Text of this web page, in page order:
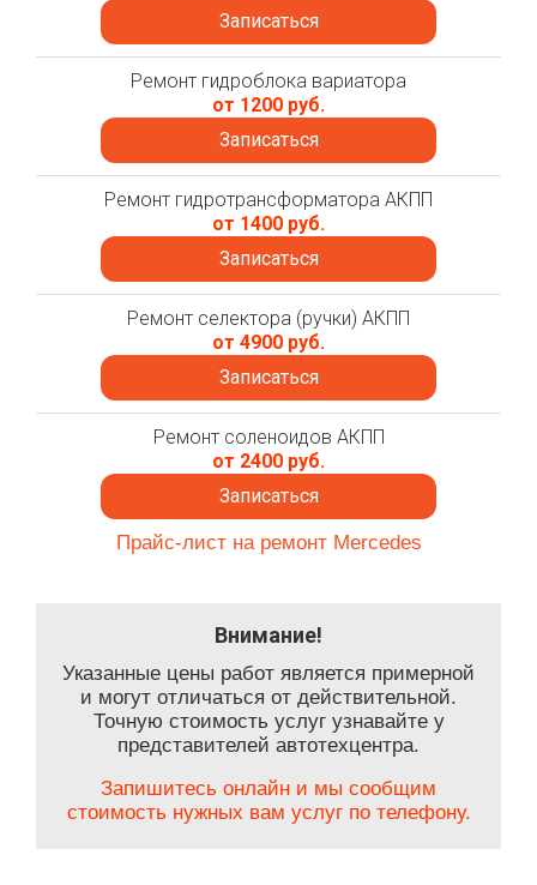
Записаться
Ремонт гидроблока вариатора
от 1200 руб.
Записаться
Ремонт гидротрансформатора АКПП
от 1400 руб.
Записаться
Ремонт селектора (ручки) АКПП
от 4900 руб.
Записаться
Ремонт соленоидов АКПП
от 2400 руб.
Записаться
Прайс-лист на ремонт Mercedes
Внимание!
Указанные цены работ является примерной
и могут отличаться от действительной.
Точную стоимость услуг узнавайте у
представителей автотехцентра.
Запишитесь онлайн и мы сообщим
стоимость нужных вам услуг по телефону.